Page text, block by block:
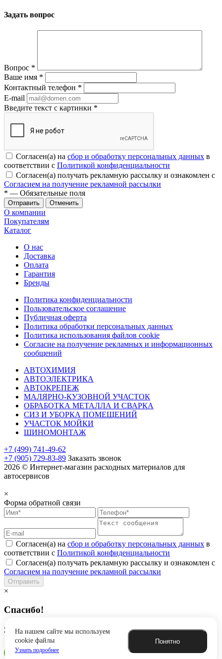
На нашем сайте мы используем
cookie файлы
Узнать подробнее
Понятно
Задать вопрос
Вопрос *
Ваше имя *
Контактный телефон *
E-mail
Введите текст с картинки *
Согласен(а) на сбор и обработку персональных данных в
соответствии с Политикой конфиденциальности
Согласен(а) получать рекламную рассылку и ознакомлен с
Согласием на получение рекламной рассылки
* — Обязательные поля
Отменить
О компании
Покупателям
Каталог
О нас
Доставка
Оплата
Гарантия
Бренды
Политика конфиденциальности
Пользовательское соглашение
Публичная оферта
Политика обработки персональных данных
Политика использования файлов cookie
Согласие на получение рекламных и информационных
сообщений
АВТОХИМИЯ
АВТОЭЛЕКТРИКА
АВТОКРЕПЕЖ
МАЛЯРНО-КУЗОВНОЙ УЧАСТОК
ОБРАБОТКА МЕТАЛЛА И СВАРКА
СИЗ И УБОРКА ПОМЕЩЕНИЙ
УЧАСТОК МОЙКИ
ШИНОМОНТАЖ
+7 (499) 741-49-62
+7 (905) 729-83-89 Заказать звонок
2026 © Интернет-магазин расходных материалов для
автосервисов
×
Форма обратной связи
Согласен(а) на сбор и обработку персональных данных в
соответствии с Политикой конфиденциальности
Согласен(а) получать рекламную рассылку и ознакомлен с
Согласием на получение рекламной рассылки
Отправить
×
Спасибо!
Заявка успешно отправлена